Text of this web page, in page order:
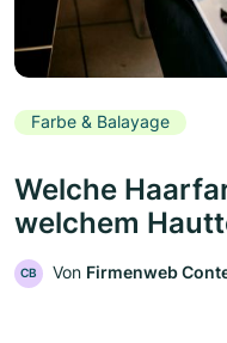
Farbe & Balayage
Welche
welchem
CB Von Firmenweb